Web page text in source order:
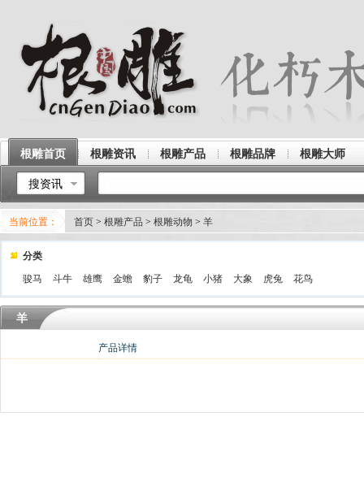
根雕首页 根雕资讯 根雕产品 根雕品牌 根雕大师
搜资讯
当前位置： 首页 > 根雕产品 > 根雕动物 > 羊
分类
骏马
斗牛 雄鹰 金蟾 豹子 龙龟 小猪 大象 虎兔 花鸟
羊
产品详情